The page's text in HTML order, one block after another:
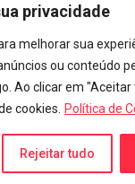
privacidade
melhorar sua
ou conteúdo
Ao clicar em "Aceitar
cookies.
Política de
Rejeitar tudo